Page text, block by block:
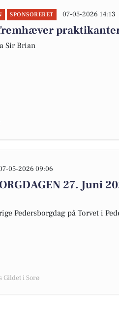
SPONSORERET 07-05-2026 14:13
Sir Brian
05-2026 09:06
27. Juni
Pedersborgdag på Torvet i
Gildet i Sorø